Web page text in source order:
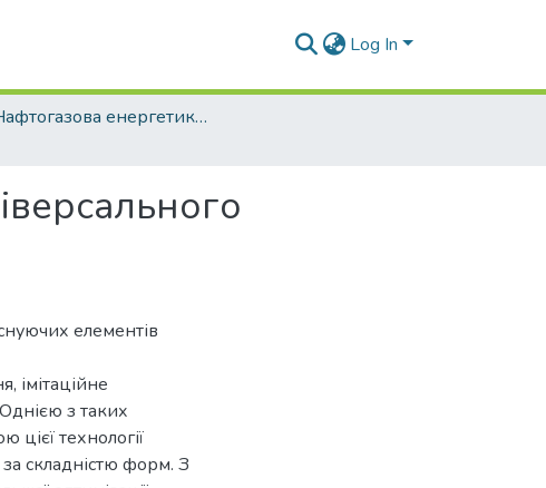
Log In
Нафтогазова енергетика - 2024 - № 2.
елементів
імітаційне
з таких
технології
складністю форм. З